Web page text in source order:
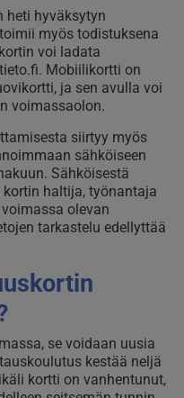
heti hyväksytyn
myös todistuksena
voi ladata
Mobiilikortti on
ja sen avulla voi
voimassaolon.
siirtyy myös
sähköiseen
Sähköisestä
haltija, työnantaja
olevan
tarkastelu edellyttää
se voidaan uusia
kestää neljä
kortti on vanhentunut,